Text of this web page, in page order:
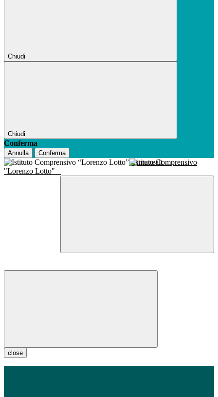
Chiudi
Chiudi
Conferma
Annulla Conferma
Istituto Comprensivo
"Lorenzo Lotto"
close